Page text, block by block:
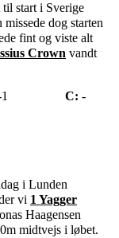
til start i Sverige
dog starten
fint og viste alt
Crown vandt
C: -
i Lunden
vi 1 Yagger
Haagensen
midtvejs i løbet.